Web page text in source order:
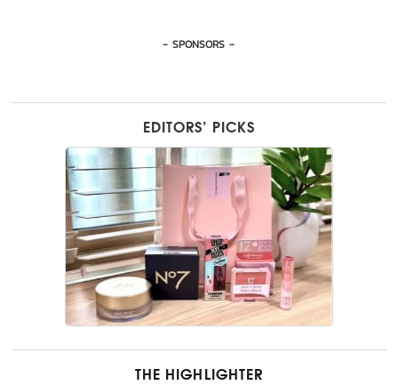
- SPONSORS -
EDITORS’ PICKS
THE HIGHLIGHTER